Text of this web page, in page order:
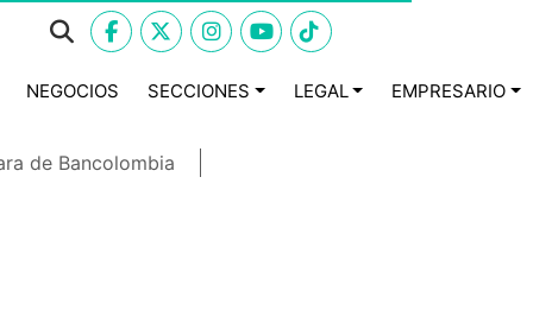
NEGOCIOS SECCIONES LEGAL EMPRESARIO
de Bancolombia